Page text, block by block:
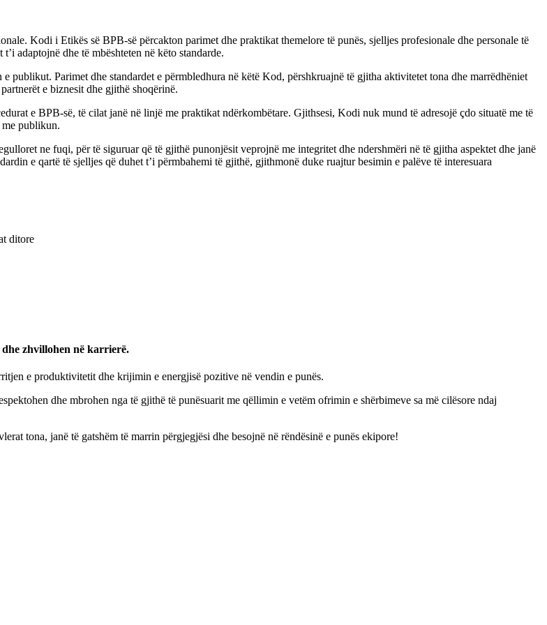
Kodi i Etikës së BPB-së përcakton parimet dhe praktikat themelore të punës, sjelljes profesionale dhe personale të
adaptojnë dhe të mbështeten në këto standarde.
Parimet dhe standardet e përmbledhura në këtë Kod, përshkruajnë të gjitha aktivitetet tona dhe marrëdhëniet
e biznesit dhe gjithë shoqërinë.
e BPB-së, të cilat janë në linjë me praktikat ndërkombëtare. Gjithsesi, Kodi nuk mund të adresojë çdo situatë me të
me publikun.
ne fuqi, për të siguruar që të gjithë punonjësit veprojnë me integritet dhe ndershmëri në të gjitha aspektet dhe janë
e qartë të sjelljes që duhet t’i përmbahemi të gjithë, gjithmonë duke ruajtur besimin e palëve të interesuara
ditore
zhvillohen në karrierë.
e produktivitetit dhe krijimin e energjisë pozitive në vendin e punës.
dhe mbrohen nga të gjithë të punësuarit me qëllimin e vetëm ofrimin e shërbimeve sa më cilësore ndaj
tona, janë të gatshëm të marrin përgjegjësi dhe besojnë në rëndësinë e punës ekipore!